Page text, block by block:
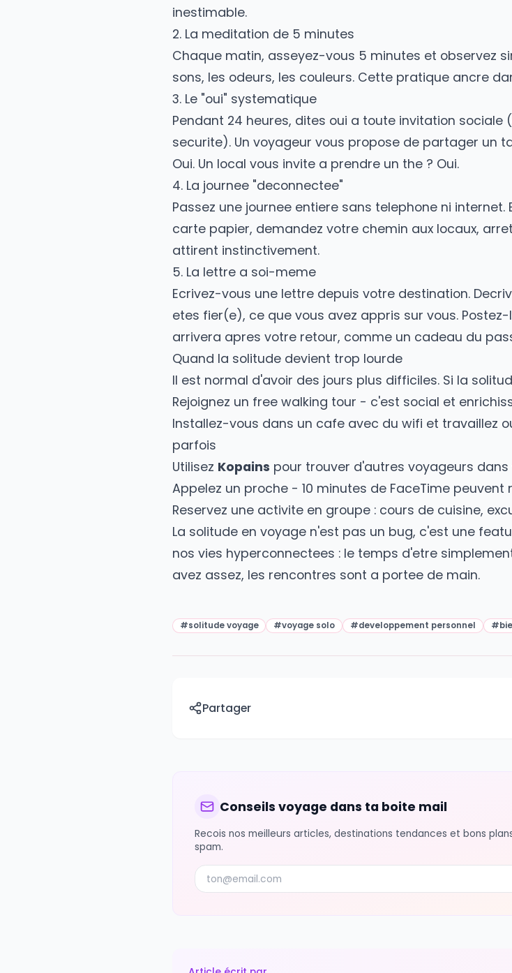
Astuce :
train de vivre quelque chose que beaucoup
seul(e).
5 exercices pour apprivoiser la solitude
1. Le journal de voyage
Ecrivez chaque soir ce que vous avez vecu,
dialogue interieur riche et productif. Relire
inestimable.
2. La meditation de 5 minutes
Chaque matin, asseyez-vous 5 minutes et
sons, les odeurs, les couleurs. Cette pratique
3. Le "oui" systematique
Pendant 24 heures, dites oui a toute
securite). Un voyageur vous propose de
Oui. Un local vous invite a prendre un the ? Oui.
4. La journee "deconnectee"
Passez une journee entiere sans telephone ni
carte papier, demandez votre chemin aux
attirent instinctivement.
5. La lettre a soi-meme
Ecrivez-vous une lettre depuis votre
etes fier(e), ce que vous avez appris sur
arrivera apres votre retour, comme un cadeau
Quand la solitude devient trop lourde
Rejoignez un free walking tour - c'est social
Appelez un proche - 10 minutes de FaceTime
avez assez, les rencontres sont a portee de
#solitude voyage #voyage solo #developpement